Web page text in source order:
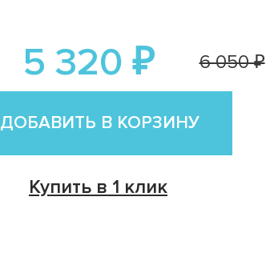
5 320 ₽ 6 050 ₽
ДОБАВИТЬ В КОРЗИНУ
Купить в 1 клик